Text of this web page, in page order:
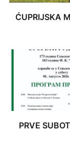
ĆUPRIJSKA
PRVE